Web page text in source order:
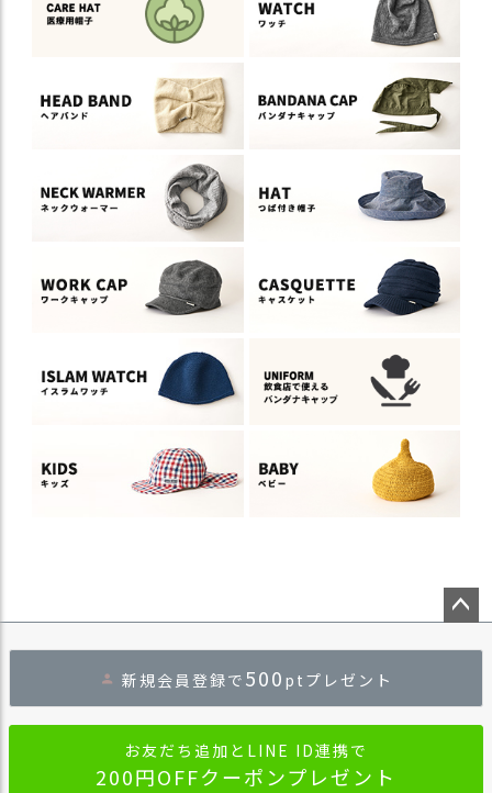
へ
新規会員登録で 500 ptプレゼント
お友だち追加とLINE ID連携で
200円OFFクーポンプレゼント